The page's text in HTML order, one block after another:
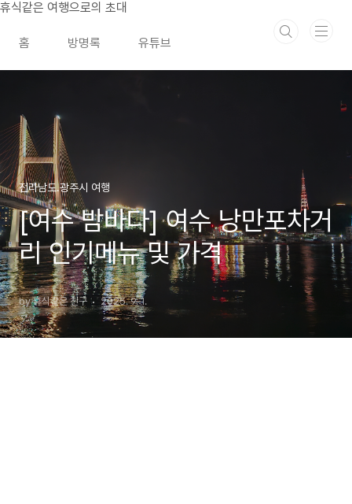
본문 바로가기
휴식같은 여행으로의 초대
홈 방명록 유튜브
전라남도.광주시 여행
[여수 밤바다] 여수 낭만포차거
리 인기메뉴 및 가격
by 휴식같은 친구 2025. 9. 1.